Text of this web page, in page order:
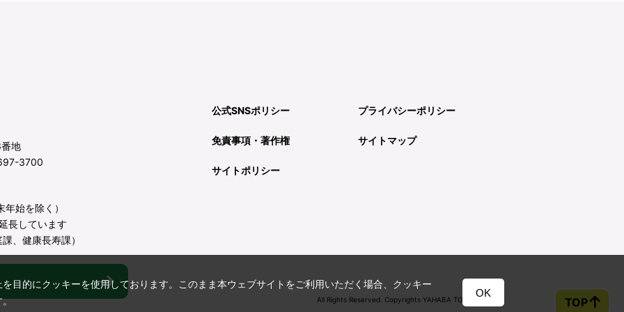
地
3700
始を除く）
長しています
、健康長寿課）
公式SNSポリシー プライバシーポリシー
免責事項・著作権 サイトマップ
サイトポリシー
All Rights Reserved. Copyrights YAHABA TOWN OFFICE. TOP
目的にクッキーを使用しております。このまま本ウェブサイトをご利用いただく場合、クッキー
。
OK